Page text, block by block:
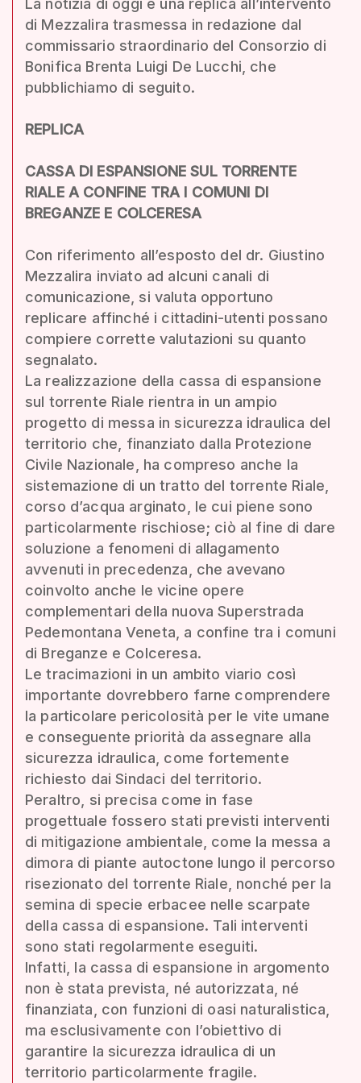
La notizia di oggi è una replica all’intervento
di Mezzalira trasmessa in redazione dal
commissario straordinario del Consorzio di
Bonifica Brenta Luigi De Lucchi, che
pubblichiamo di seguito.
REPLICA
CASSA DI ESPANSIONE SUL TORRENTE
RIALE A CONFINE TRA I COMUNI DI
BREGANZE E COLCERESA
Con riferimento all’esposto del dr. Giustino
Mezzalira inviato ad alcuni canali di
comunicazione, si valuta opportuno
replicare affinché i cittadini-utenti possano
compiere corrette valutazioni su quanto
segnalato.
La realizzazione della cassa di espansione
sul torrente Riale rientra in un ampio
progetto di messa in sicurezza idraulica del
territorio che, finanziato dalla Protezione
Civile Nazionale, ha compreso anche la
sistemazione di un tratto del torrente Riale,
corso d’acqua arginato, le cui piene sono
particolarmente rischiose; ciò al fine di dare
soluzione a fenomeni di allagamento
avvenuti in precedenza, che avevano
coinvolto anche le vicine opere
complementari della nuova Superstrada
Pedemontana Veneta, a confine tra i comuni
di Breganze e Colceresa.
Le tracimazioni in un ambito viario così
importante dovrebbero farne comprendere
la particolare pericolosità per le vite umane
e conseguente priorità da assegnare alla
sicurezza idraulica, come fortemente
richiesto dai Sindaci del territorio.
Peraltro, si precisa come in fase
progettuale fossero stati previsti interventi
di mitigazione ambientale, come la messa a
dimora di piante autoctone lungo il percorso
risezionato del torrente Riale, nonché per la
semina di specie erbacee nelle scarpate
della cassa di espansione. Tali interventi
sono stati regolarmente eseguiti.
Infatti, la cassa di espansione in argomento
non è stata prevista, né autorizzata, né
finanziata, con funzioni di oasi naturalistica,
ma esclusivamente con l’obiettivo di
garantire la sicurezza idraulica di un
territorio particolarmente fragile.